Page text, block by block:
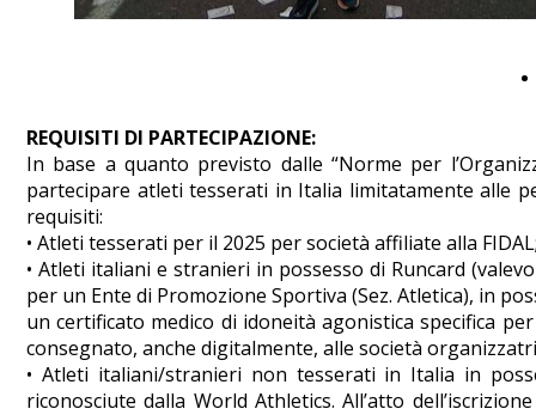
REQUISITI DI PARTECIPAZIONE:
In base a quanto previsto dalle “Norme per
partecipare atleti tesserati in Italia limitatamente alle
requisiti:
• Atleti tesserati per il 2025 per società affiliate alla
• Atleti italiani e stranieri in possesso di Runcard
per un Ente di Promozione Sportiva (Sez. Atletica), in
un certificato medico di idoneità agonistica specifica
consegnato, anche digitalmente, alle società
• Atleti italiani/stranieri non tesserati in Italia in
riconosciute dalla World Athletics. All’atto